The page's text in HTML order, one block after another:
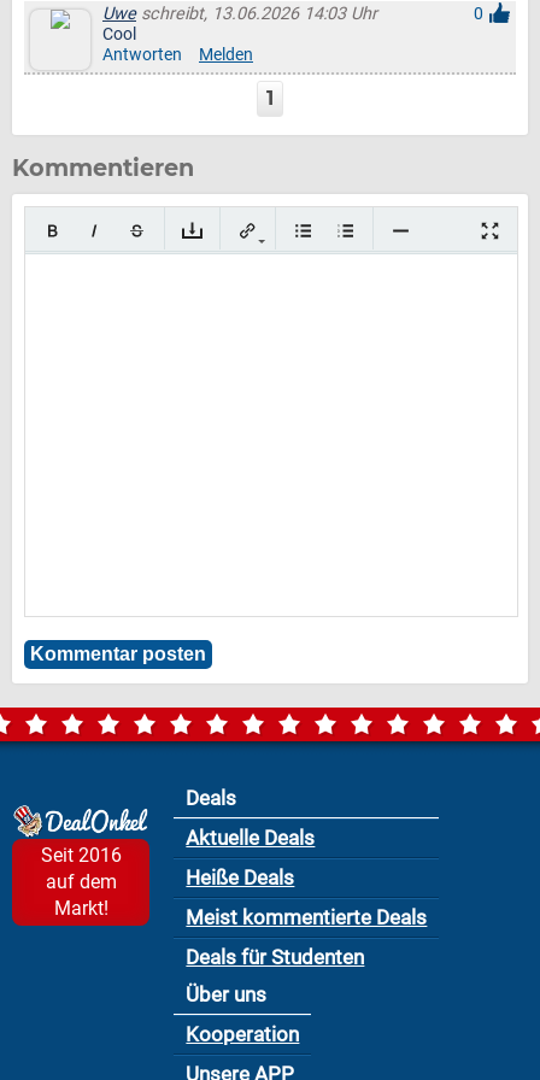
Uweschreibt, 13.06.2026 14:03 Uhr
0
Cool
Antworten
Melden
1
Kommentieren
Seit 2016
auf dem
Markt!
Deals
Aktuelle Deals
Heiße Deals
Meist kommentierte Deals
Deals für Studenten
Über uns
Kooperation
Unsere APP